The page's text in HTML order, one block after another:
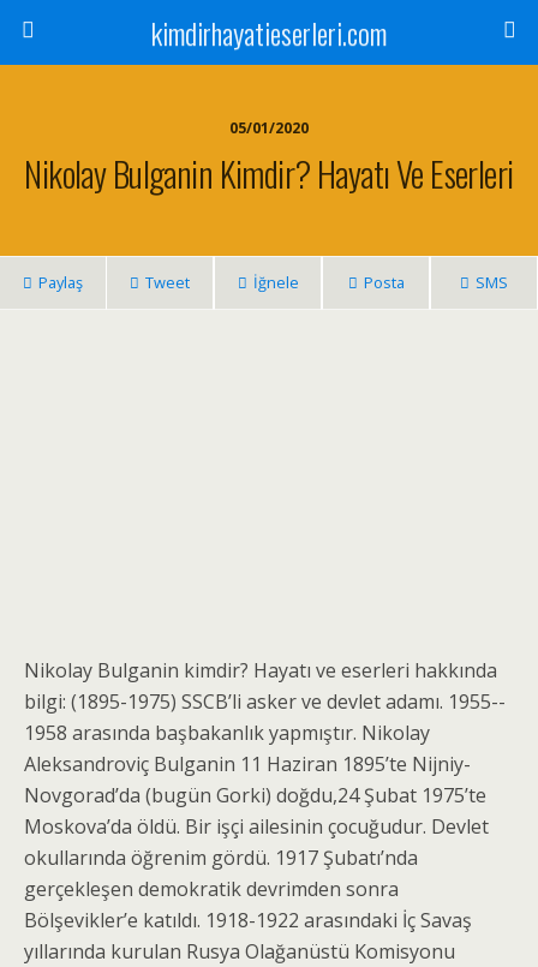
kimdirhayatieserleri.com
05/01/2020
Nikolay Bulganin Kimdir? Hayatı Ve Eserleri
Paylaş Tweet İğnele Posta SMS
Nikolay Bulganin kimdir? Hayatı ve eserleri hakkında
bilgi: (1895-1975) SSCB’li asker ve devlet adamı. 1955-­
1958 arasında başbakanlık yapmıştır. Nikolay
Aleksandroviç Bulganin 11 Haziran 1895’te Nijniy-
Novgorad’da (bugün Gorki) doğdu,24 Şubat 1975’te
Moskova’da öldü. Bir işçi ailesinin çocuğudur. Devlet
okullarında öğrenim gördü. 1917 Şubatı’nda
gerçekleşen demokratik devrimden sonra
Bölşevikler’e katıldı. 1918-1922 arasındaki İç Savaş
yıllarında kurulan Rusya Olağanüstü Komisyonu